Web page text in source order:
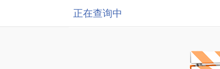
正在查询中